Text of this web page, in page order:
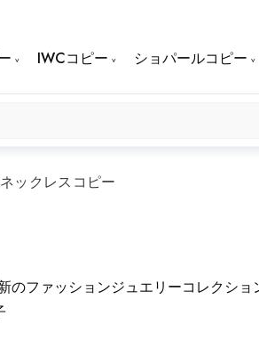
IWCコピー ショパールコピー
ックレスコピー
のファッションジュエリーコレクシ